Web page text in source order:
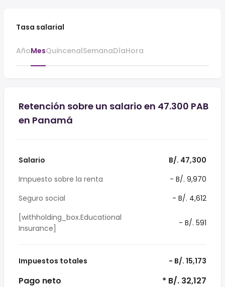
Tasa salarial
AñoMesQuincenalSemanaDíaHora
Retención sobre un salario en 47.300 PAB
en Panamá
Salario
B/. 47,300
Impuesto sobre la renta
- B/. 9,970
Seguro social
- B/. 4,612
[withholding_box.Educational
Insurance]
- B/. 591
Impuestos totales - B/. 15,173
Pago neto * B/. 32,127